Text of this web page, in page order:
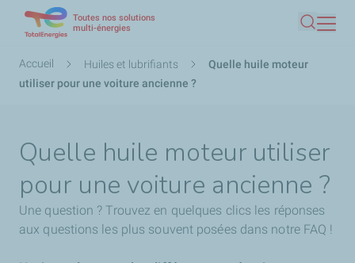
contenu
principal
Toutes nos solutions
multi-énergies
Fil
d'Ariane
Accueil Huiles et lubrifiants
Quelle huile moteur
utiliser pour une voiture ancienne ?
Quelle huile moteur utiliser
pour une voiture ancienne ?
Une question ? Trouvez en quelques clics les réponses
aux questions les plus souvent posées dans notre FAQ !